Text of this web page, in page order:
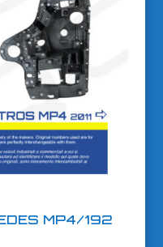
MP4/192